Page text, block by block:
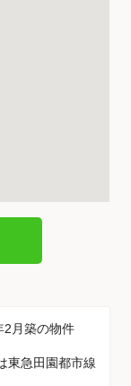
2月築の物件
東急田園都市線